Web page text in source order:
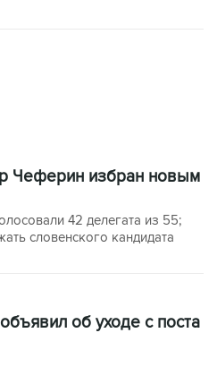
Чеферин избран новым
42 делегата из 55;
словенского кандидата
об уходе с поста